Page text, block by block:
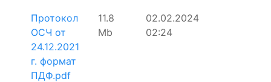
Протокол
ОСЧ от
24.12.2021
г. формат
ПДФ.pdf
11.8
Mb
02.02.2024
02:24